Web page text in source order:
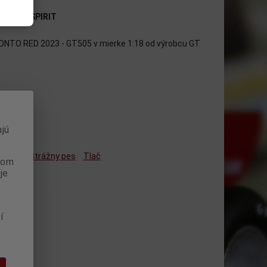
GT SPIRIT
RED 2023 - GT505 v mierke 1:18 od výrobcu GT
Strážny pes Tlač